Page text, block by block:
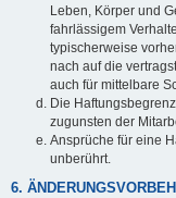
Leben, Körper und
fahrlässigem
typischerweise
nach auf die
auch für mittelbare
Die
zugunsten der
Ansprüche für eine
unberührt.
6.